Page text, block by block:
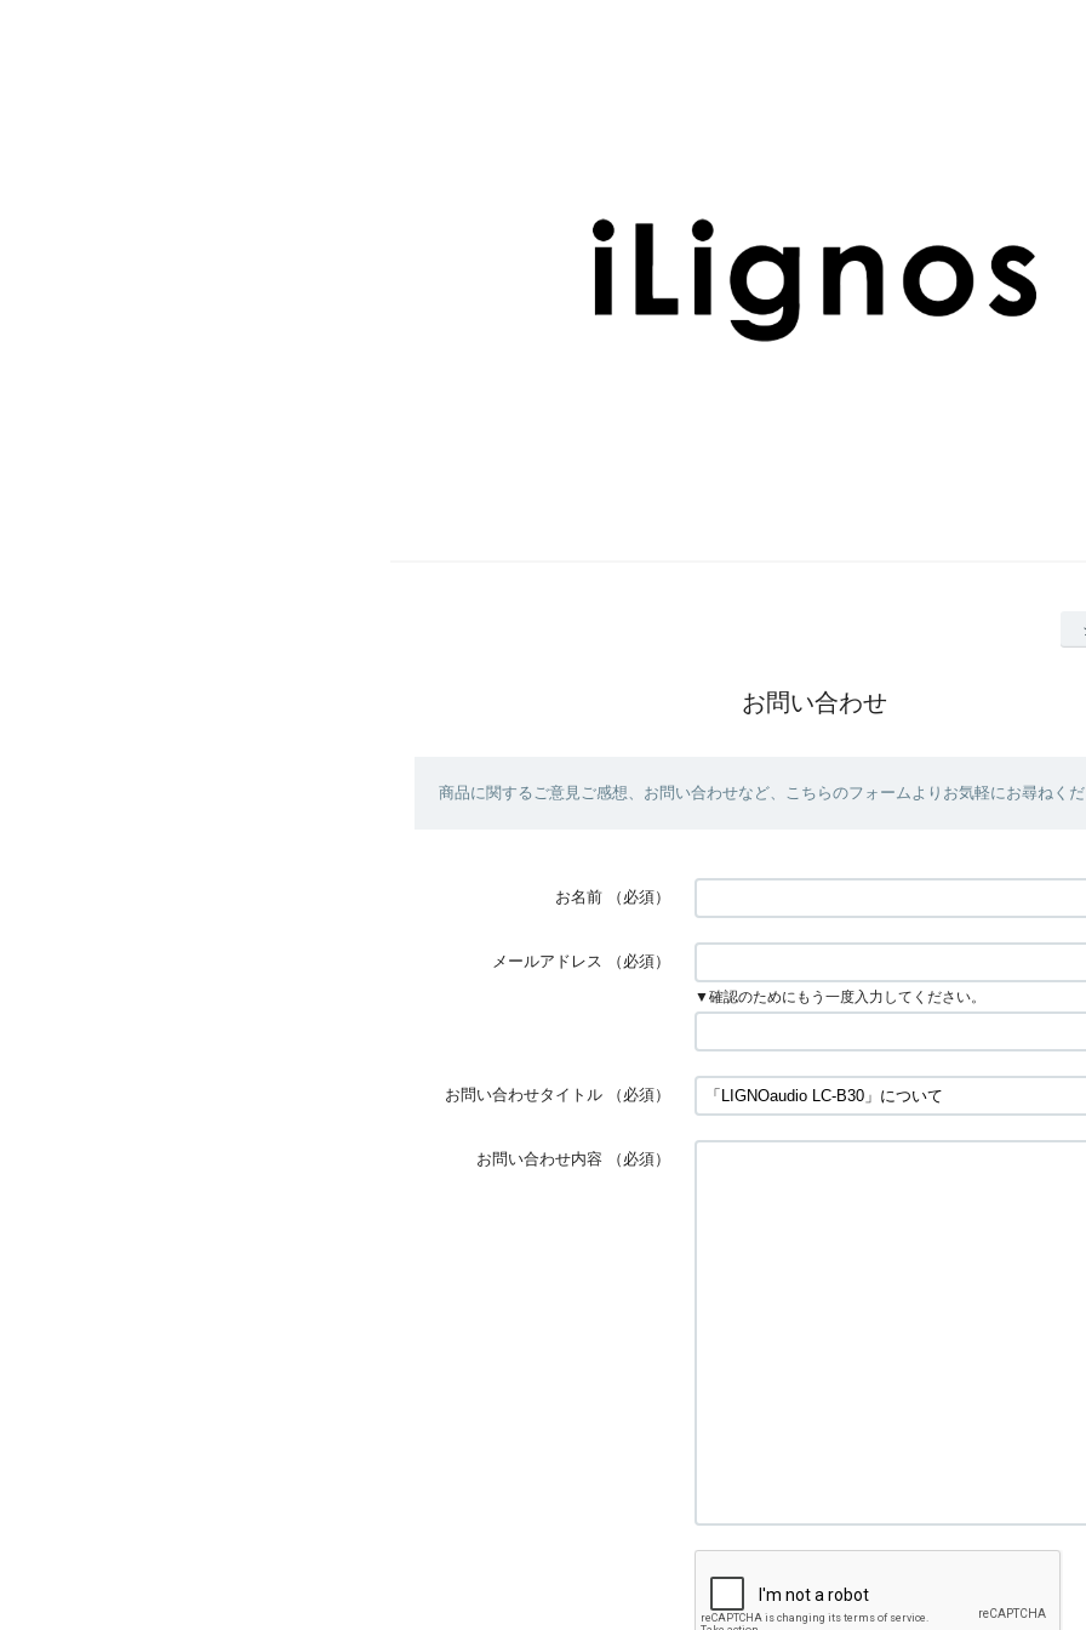
お問い合わせ
商品に関するご意見ご感想、お問い合わせなど、こちらのフォームよりお気軽にお尋ねくだ
お名前 （必須）
メールアドレス （必須）
▼確認のためにもう一度入力してください。
お問い合わせタイトル （必須）
お問い合わせ内容 （必須）